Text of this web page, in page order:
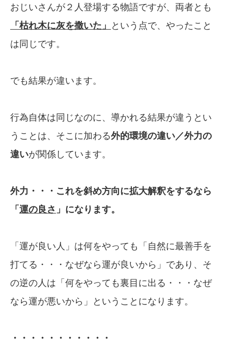
おじいさんが２人登場する物語ですが、両者とも
「枯れ木に灰を撒いた」
という点で、やったこと
は同じです。
でも結果が違います。
行為自体は同じなのに、導かれる結果が違うとい
うことは、そこに加わる外的環境の違い／外力の
違いが関係しています。
外力・・・これを斜め方向に拡大解釈をするなら
「 運の良さ 」になります。
「運が良い人」は何をやっても「自然に最善手を
打てる・・・なぜなら運が良いから」であり、そ
の逆の人は「何をやっても裏目に出る・・・なぜ
なら運が悪いから」ということになります。
・・・・・・・・・・・